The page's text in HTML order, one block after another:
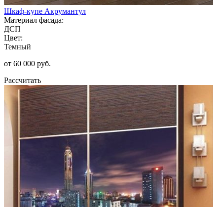
Шкаф-купе Акрумантул
Материал фасада:
ДСП
Цвет:
Темный
от 60 000 руб.
Рассчитать